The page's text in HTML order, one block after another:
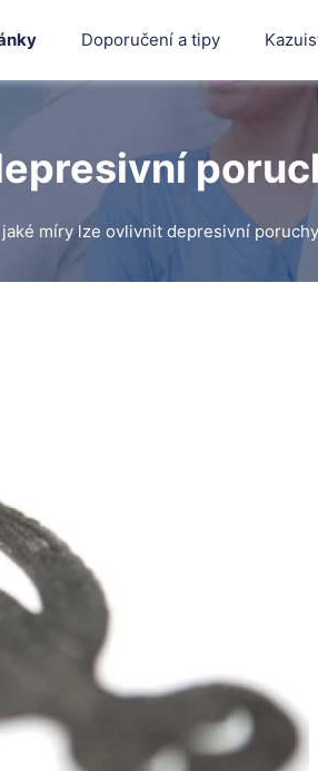
Doporučení a tipy
jaké míry lze ovlivnit depresivní